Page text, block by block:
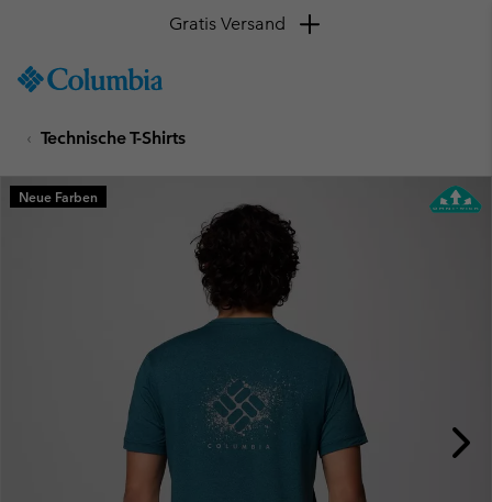
TO
SKIP
MAIN
NAV
Gratis Versand
Technische T-Shirts
Neue Farben